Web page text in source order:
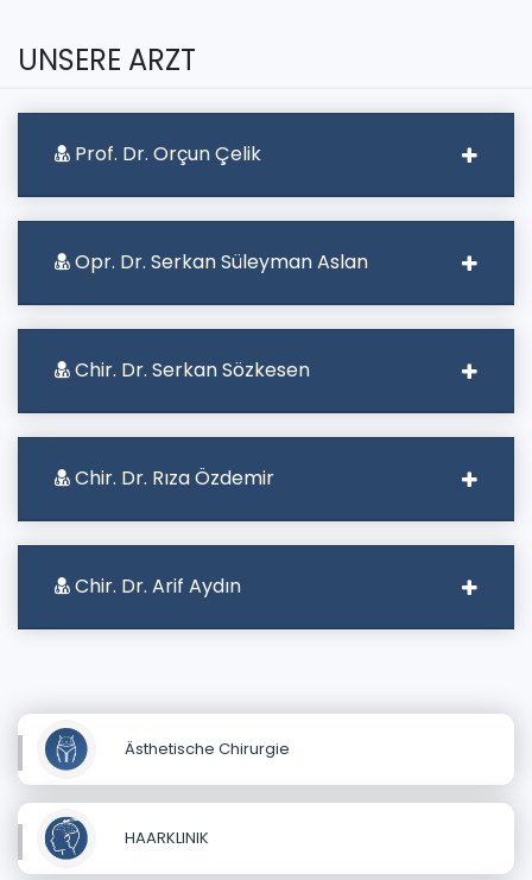
UNSERE ARZT
Prof. Dr. Orçun Çelik
Opr. Dr. Serkan Süleyman Aslan
Chir. Dr. Serkan Sözkesen
Chir. Dr. Rıza Özdemir
Chir. Dr. Arif Aydın
Ästhetische Chirurgie
HAARKLINIK